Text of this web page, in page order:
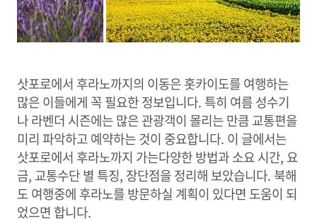
삿포로에서 후라노까지의 이동은 홋카이도를 여행하는
많은 이들에게 꼭 필요한 정보입니다. 특히 여름 성수기
나 라벤더 시즌에는 많은 관광객이 몰리는 만큼 교통편을
미리 파악하고 예약하는 것이 중요합니다. 이 글에서는
삿포로에서 후라노까지 가는다양한 방법과 소요 시간, 요
금, 교통수단 별 특징, 장단점을 정리해 보았습니다. 북해
도 여행중에 후라노를 방문하실 계획이 있다면 도움이 되
었으면 합니다.